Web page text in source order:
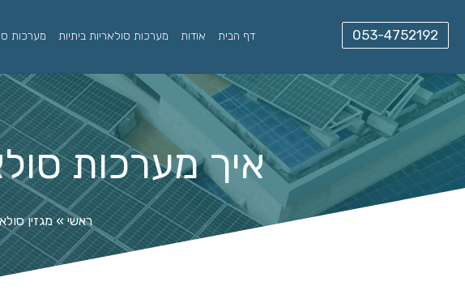
דף הבית אודות מערכות סולאריות ביתיות מערכות
איך מערכות
ראשי»מגזין